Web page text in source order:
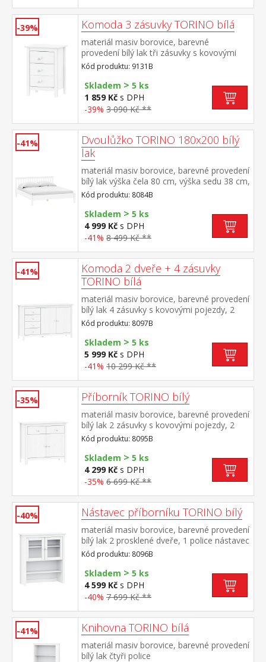
-39% Komoda 3 zásuvky TORINO bílá
materiál masiv borovice, barevné
provedení bílý lak tři zásuvky s kovovými
pojezdy
Kód produktu: 9131B
Skladem > 5 ks
1 859 Kč s DPH
-39% 3 090 Kč **
-41%
Dvoulůžko TORINO 180x200 bílý
lak
materiál masiv borovice, barevné provedení
bílý lak výška čela 80 cm, výška sedu 38 cm,
cena bez roštu a matrace minimální
doporučená výška matrace 15
cm doporučený rozměr matrace 180 × 200
cm nebo 2 kusy 90 × 200 cm a rošt R4
nebo 2 kusy R1 doporučená nosnost do
Kód produktu: 8084B
Skladem > 5 ks
4 999 Kč s DPH
-41% 8 499 Kč **
-41%
Komoda 2 dveře + 4 zásuvky
TORINO bílá
materiál masiv borovice, barevné provedení
bílý lak 4 zásuvky s kovovými pojezdy, 2
plné dveře, 1 police
Kód produktu: 8097B
Skladem > 5 ks
5 999 Kč s DPH
-41% 10 299 Kč **
-35% Příborník TORINO bílý
materiál masiv borovice, barevné provedení
bílý lak 2 zásuvky s kovovými pojezdy, 2
plné dveře, 1 police vhodný doplněk
nástavec 8096B
Kód produktu: 8095B
Skladem > 5 ks
4 299 Kč s DPH
-35% 6 699 Kč **
-40% Nástavec příborníku TORINO bílý
materiál masiv borovice, barevné provedení
bílý lak 2 prosklené dveře, 1 police nástavec
příborníku 8095B
Kód produktu: 8096B
Skladem > 5 ks
4 599 Kč s DPH
-40% 7 699 Kč **
-41% Knihovna TORINO bílá
materiál masiv borovice, barevné provedení
bílý lak čtyři police